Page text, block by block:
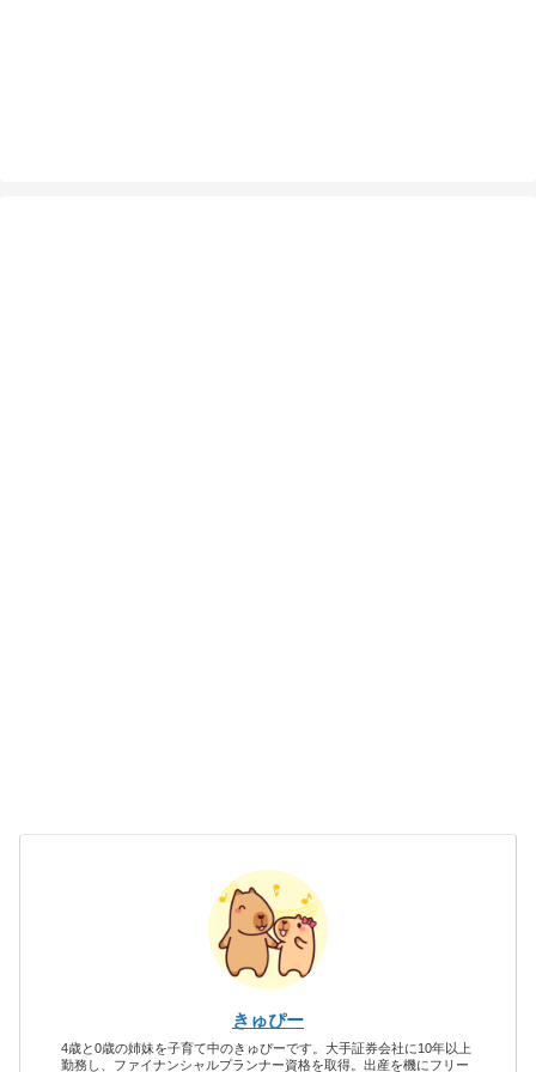
きゅぴー
4歳と0歳の姉妹を子育て中のきゅぴーです。大手証券会社に10年以上
勤務し、ファイナンシャルプランナー資格を取得。出産を機にフリー